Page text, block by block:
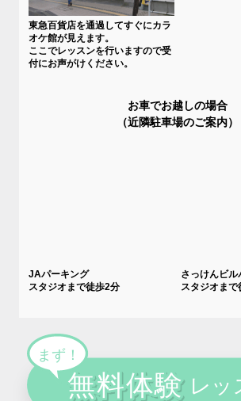
東急百貨店を通過してすぐにカラ
オケ館が見えます。
ここでレッスンを行いますので受
付にお声がけください。
お車でお越しの場合
（近隣駐車場のご案内）
JAパーキング
スタジオまで徒歩2分
さっけんビ
スタジオまで